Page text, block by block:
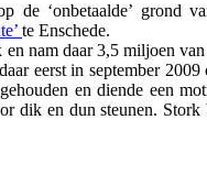
‘onbetaalde’ grond
te Enschede.
nam daar 3,5 miljoen
eerst in september
en diende een
dik en dun steunen.